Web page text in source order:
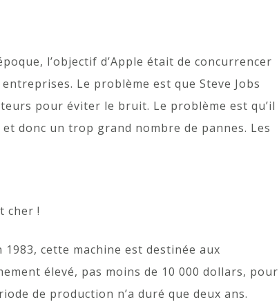
l’objectif d’Apple était de concurrencer
Le problème est que Steve Jobs
pour éviter le bruit. Le problème est qu’il
donc un trop grand nombre de pannes. Les
cher !
1983, cette machine est destinée aux
élevé, pas moins de 10 000 dollars, pour
de production n’a duré que deux ans.